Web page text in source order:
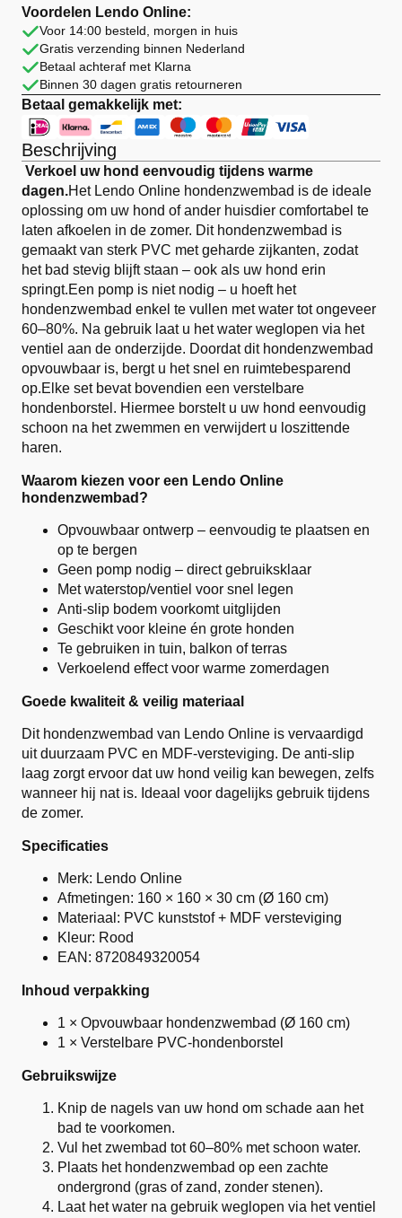
Rood
PVC
Opvouwbaar
aantal
Voordelen Lendo Online:
Voor 14:00 besteld, morgen in huis
Gratis verzending binnen Nederland
Betaal achteraf met Klarna
Binnen 30 dagen gratis retourneren
Betaal gemakkelijk met:
Beschrijving
Verkoel uw hond eenvoudig tijdens warme
dagen.Het Lendo Online hondenzwembad is de ideale
oplossing om uw hond of ander huisdier comfortabel te
laten afkoelen in de zomer. Dit hondenzwembad is
gemaakt van sterk PVC met geharde zijkanten, zodat
het bad stevig blijft staan – ook als uw hond erin
springt.Een pomp is niet nodig – u hoeft het
hondenzwembad enkel te vullen met water tot ongeveer
60–80%. Na gebruik laat u het water weglopen via het
ventiel aan de onderzijde. Doordat dit hondenzwembad
opvouwbaar is, bergt u het snel en ruimtebesparend
op.Elke set bevat bovendien een verstelbare
hondenborstel. Hiermee borstelt u uw hond eenvoudig
schoon na het zwemmen en verwijdert u loszittende
haren.
Waarom kiezen voor een Lendo Online
hondenzwembad?
Opvouwbaar ontwerp – eenvoudig te plaatsen en
op te bergen
Geen pomp nodig – direct gebruiksklaar
Met waterstop/ventiel voor snel legen
Anti-slip bodem voorkomt uitglijden
Geschikt voor kleine én grote honden
Te gebruiken in tuin, balkon of terras
Verkoelend effect voor warme zomerdagen
Goede kwaliteit & veilig materiaal
Dit hondenzwembad van Lendo Online is vervaardigd
uit duurzaam PVC en MDF-versteviging. De anti-slip
laag zorgt ervoor dat uw hond veilig kan bewegen, zelfs
wanneer hij nat is. Ideaal voor dagelijks gebruik tijdens
de zomer.
Specificaties
Merk: Lendo Online
Afmetingen: 160 × 160 × 30 cm (Ø 160 cm)
Materiaal: PVC kunststof + MDF versteviging
Kleur: Rood
EAN: 8720849320054
Inhoud verpakking
1 × Opvouwbaar hondenzwembad (Ø 160 cm)
1 × Verstelbare PVC-hondenborstel
Gebruikswijze
Knip de nagels van uw hond om schade aan het
bad te voorkomen.
Vul het zwembad tot 60–80% met schoon water.
Plaats het hondenzwembad op een zachte
ondergrond (gras of zand, zonder stenen).
Laat het water na gebruik weglopen via het ventiel